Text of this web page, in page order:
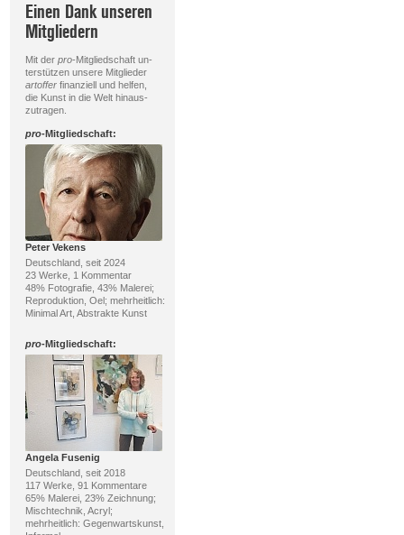
Einen Dank unseren
Mitgliedern
Mit der pro-Mitgliedschaft un-
terstützen unsere Mitglieder
artofferfinanziell und helfen,
die Kunst in die Welt hinaus-
zutragen.
pro-Mitgliedschaft:
Peter Vekens
Deutschland, seit 2024
23 Werke, 1 Kommentar
48% Fotografie, 43% Malerei;
Reproduktion, Oel; mehrheitlich:
Minimal Art, Abstrakte Kunst
pro-Mitgliedschaft:
Angela Fusenig
Deutschland, seit 2018
117 Werke, 91 Kommentare
65% Malerei, 23% Zeichnung;
Mischtechnik, Acryl;
mehrheitlich: Gegenwartskunst,